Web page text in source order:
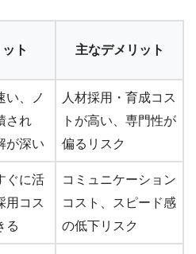
ト 主なデメリット
い、ノ
され
が深い
人材採用・育成コス
トが高い、専門性が
偏るリスク
ぐに活
用コス
る
コミュニケーション
コスト、スピード感
の低下リスク